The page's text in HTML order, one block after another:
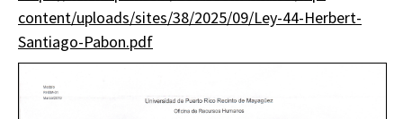
content/uploads/sites/38/2025/09/Ley-44-Herbert-
Santiago-Pabon.pdf